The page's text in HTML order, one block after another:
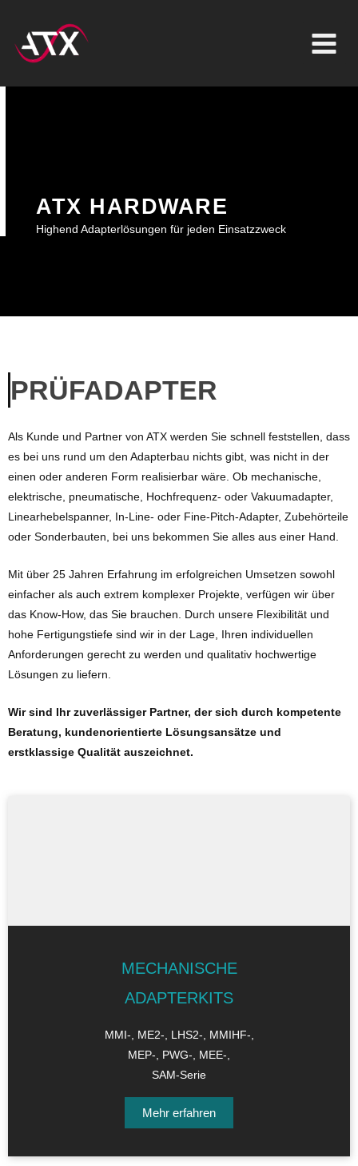
springen
ATX HARDWARE
Highend Adapterlösungen für jeden Einsatzzweck
PRÜFADAPTER
Als Kunde und Partner von ATX werden Sie schnell feststellen, dass
es bei uns rund um den Adapterbau nichts gibt, was nicht in der
einen oder anderen Form realisierbar wäre. Ob mechanische,
elektrische, pneumatische, Hochfrequenz- oder Vakuumadapter,
Linearhebelspanner, In-Line- oder Fine-Pitch-Adapter, Zubehörteile
oder Sonderbauten, bei uns bekommen Sie alles aus einer Hand.
Mit über 25 Jahren Erfahrung im erfolgreichen Umsetzen sowohl
einfacher als auch extrem komplexer Projekte, verfügen wir über
das Know-How, das Sie brauchen. Durch unsere Flexibilität und
hohe Fertigungstiefe sind wir in der Lage, Ihren individuellen
Anforderungen gerecht zu werden und qualitativ hochwertige
Lösungen zu liefern.
Wir sind Ihr zuverlässiger Partner, der sich durch kompetente
Beratung, kundenorientierte Lösungsansätze und
erstklassige Qualität auszeichnet.
MECHANISCHE
ADAPTERKITS
MMI-, ME2-, LHS2-, MMIHF-,
MEP-, PWG-, MEE-,
SAM-Serie
Mehr erfahren